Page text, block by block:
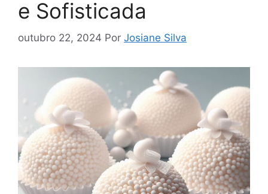
e Sofisticada
outubro 22, 2024 Por Josiane Silva